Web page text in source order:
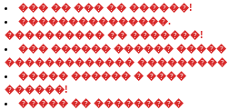
��� �� ��� �� ������!
���������������.
���������� �� �������!
��� ������ ������ �����
������������� ���������
����� ������ � ����
������!
����� �� ���������